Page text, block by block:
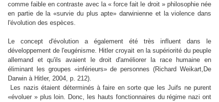
comme faible en contraste avec la « force fait le droit » philosophie née
en partie de la «survie du plus apte» darwinienne et la violence dans
l'évolution des espèces.
Le concept d'évolution a également été très influent dans le
développement de l'eugénisme. Hitler croyait en la supériorité du peuple
allemand et qu'ils avaient le droit d'améliorer la race humaine en
éliminant les groupes «inférieurs» de personnes (Richard Weikart, De
Darwin à Hitler, 2004, p. 212).
Les nazis étaient déterminés à faire en sorte que les Juifs ne purent
«évoluer » plus loin. Donc, les hauts fonctionnaires du régime nazi ont